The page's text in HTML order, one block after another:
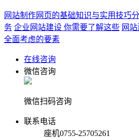
网站制作网页的基础知识与实用技巧
务 企业网站建设 你需要了解这些 网
全面考虑的要素
在线咨询
微信咨询
微信扫码咨询
联系电话
座机0755-25705261